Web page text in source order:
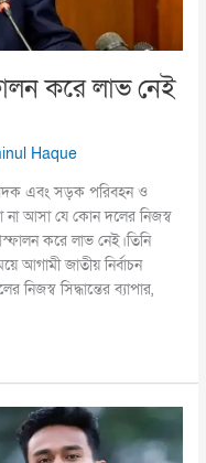
করে লাভ নেই
Haque
এবং সড়ক পরিবহন ও
না আসা যে কোন দলের নিজস্ব
আস্ফালন করে লাভ নেই।তিনি
আগামী জাতীয় নির্বাচন
সিদ্ধান্তের ব্যাপার,